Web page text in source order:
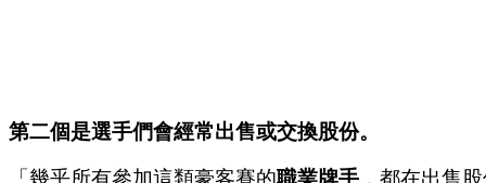
第二個是選手們會經常出售或交換股份。
「幾乎所有參加這類豪客賽的職業牌手 ，都在出售